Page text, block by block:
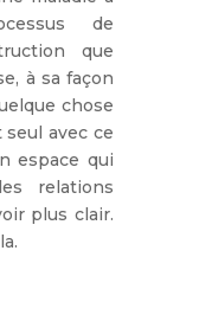
de
que
à sa façon
chose
seul avec ce
espace qui
relations
plus clair.